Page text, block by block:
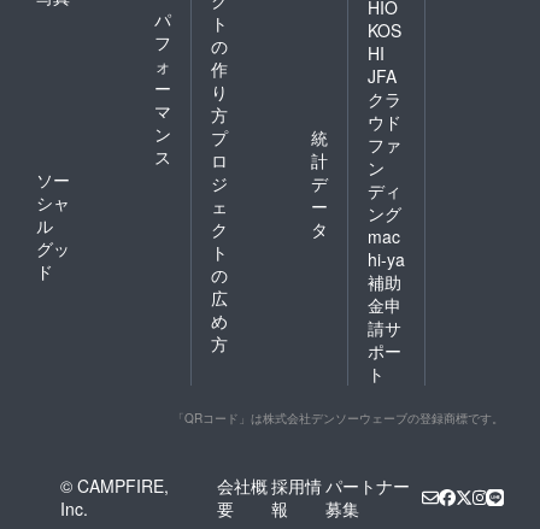
パ
フ
ォ
ー
マ
ン
ス
ソー
シャ
ル
グッ
ド
ト
の
作
り
方
プ
ロ
ジ
ェ
ク
ト
の
広
め
方
統
計
デ
ー
タ
HIO
KOS
HI
JFA
クラ
ウド
ファ
ン
ディ
ング
mac
hi-ya
補助
金申
請サ
ポー
ト
「QRコード」は株式会社デンソーウェーブの登録商標です。
© CAMPFIRE,
Inc.
会社概
要
採用情
報
パートナー
募集